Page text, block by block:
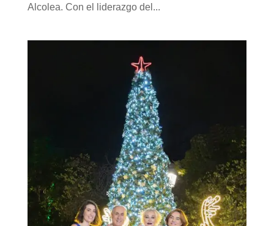
Alcolea. Con el liderazgo del...